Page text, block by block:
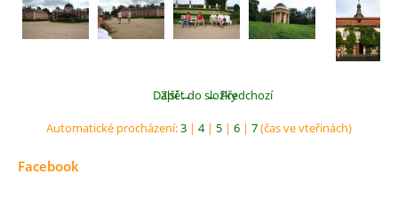
← Předchozí
Další →
Zpět do složky
Automatické procházení:3 | 4| 5 | 6 | 7(čas ve vteřinách)
Facebook